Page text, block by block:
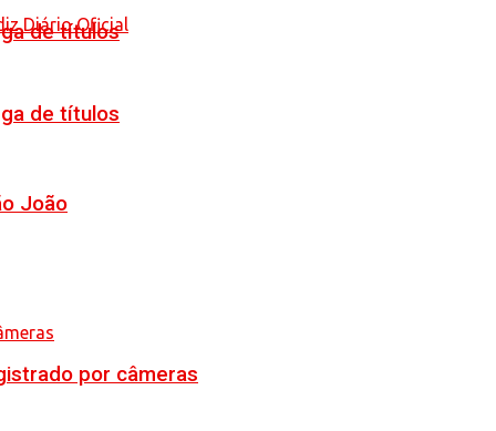
de títulos
de títulos
João
por câmeras